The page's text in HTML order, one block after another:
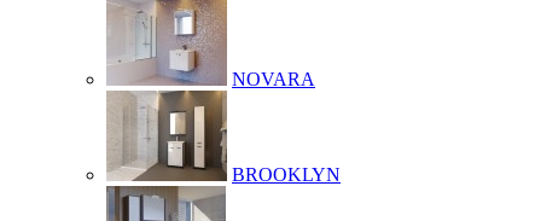
NOVARA
BROOKLYN